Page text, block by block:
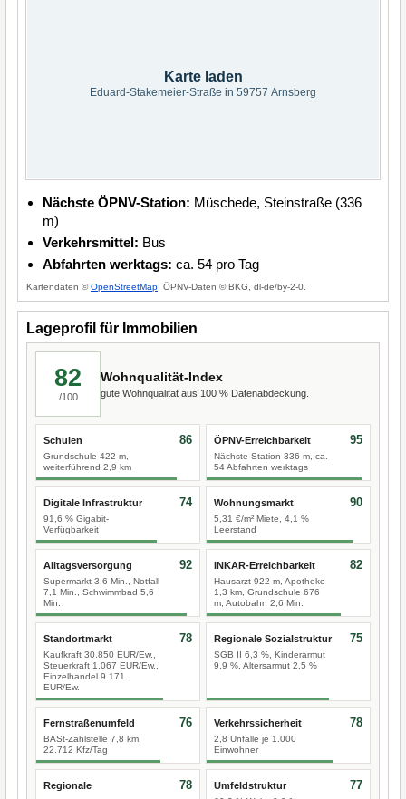
Karte laden
Eduard-Stakemeier-Straße in 59757 Arnsberg
Nächste ÖPNV-Station: Müschede, Steinstraße (336
m)
Verkehrsmittel: Bus
Abfahrten werktags: ca. 54 pro Tag
Kartendaten ©OpenStreetMap , ÖPNV-Daten © BKG, dl-de/by-2-0.
Lageprofil für Immobilien
82
/100
Wohnqualität-Index
gute Wohnqualität aus 100 % Datenabdeckung.
Schulen
Grundschule 422 m,
weiterführend 2,9 km
86 ÖPNV-Erreichbarkeit
Nächste Station 336 m, ca.
54 Abfahrten werktags
95
Digitale Infrastruktur
91,6 % Gigabit-
Verfügbarkeit
74 Wohnungsmarkt
5,31 €/m² Miete, 4,1 %
Leerstand
90
Alltagsversorgung
Supermarkt 3,6 Min., Notfall
7,1 Min., Schwimmbad 5,6
Min.
92 INKAR-Erreichbarkeit
Hausarzt 922 m, Apotheke
1,3 km, Grundschule 676
m, Autobahn 2,6 Min.
82
Standortmarkt
Kaufkraft 30.850 EUR/Ew.,
Steuerkraft 1.067 EUR/Ew.,
Einzelhandel 9.171
EUR/Ew.
78 Regionale Sozialstruktur
SGB II 6,3 %, Kinderarmut
9,9 %, Altersarmut 2,5 %
75
Fernstraßenumfeld
BASt-Zählstelle 7,8 km,
22.712 Kfz/Tag
76 Verkehrssicherheit
2,8 Unfälle je 1.000
Einwohner
78
Regionale
78 Umfeldstruktur 77